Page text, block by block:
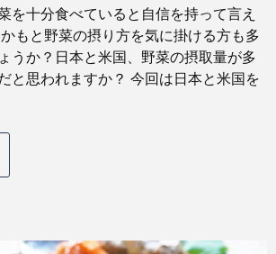
を十分食べていると自信を持って言え
もと野菜の摂り方を気に掛ける方も多
うか？日本と米国、野菜の摂取量が多
と思われますか？ 今回は日本と米国を